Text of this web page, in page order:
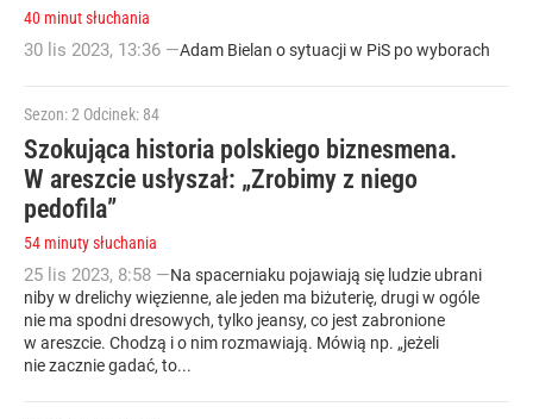
40 minut słuchania
30 lis 2023, 13:36 —Adam Bielan o sytuacji w PiS po wyborach
Sezon: 2 Odcinek: 84
Szokująca historia polskiego biznesmena.
W areszcie usłyszał: „Zrobimy z niego
pedofila”
54 minuty słuchania
25 lis 2023, 8:58 —Na spacerniaku pojawiają się ludzie ubrani
niby w drelichy więzienne, ale jeden ma biżuterię, drugi w ogóle
nie ma spodni dresowych, tylko jeansy, co jest zabronione
w areszcie. Chodzą i o nim rozmawiają. Mówią np. „jeżeli
nie zacznie gadać, to...